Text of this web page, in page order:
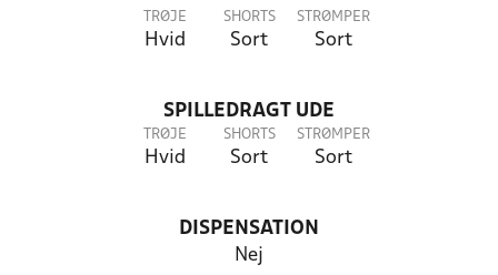
TRØJE
Hvid
SHORTS
Sort
STRØMPER
Sort
SPILLEDRAGT UDE
TRØJE
Hvid
SHORTS
Sort
STRØMPER
Sort
DISPENSATION
Nej